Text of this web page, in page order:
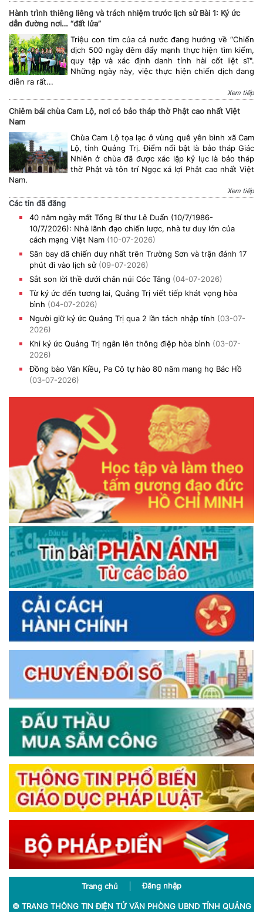
Hành trình thiêng liêng và trách nhiệm trước lịch sử Bài 1: Ký ức
dẫn đường nơi… “đất lửa”
Triệu con tim của cả nước đang hướng về “Chiến
dịch 500 ngày đêm đẩy mạnh thực hiện tìm kiếm,
quy tập và xác định danh tính hài cốt liệt sĩ".
Những ngày này, việc thực hiện chiến dịch đang
diễn ra rất...
Xem tiếp
Chiêm bái chùa Cam Lộ, nơi có bảo tháp thờ Phật cao nhất Việt
Nam
Chùa Cam Lộ tọa lạc ở vùng quê yên bình xã Cam
Lộ, tỉnh Quảng Trị. Điểm nổi bật là bảo tháp Giác
Nhiên ở chùa đã được xác lập kỷ lục là bảo tháp
thờ Phật và tôn trí Ngọc xá lợi Phật cao nhất Việt
Nam.
Xem tiếp
Các tin đã đăng
40 năm ngày mất Tổng Bí thư Lê Duẩn (10/7/1986-
10/7/2026): Nhà lãnh đạo chiến lược, nhà tư duy lớn của
cách mạng Việt Nam (10-07-2026)
Sân bay dã chiến duy nhất trên Trường Sơn và trận đánh 17
phút đi vào lịch sử (09-07-2026)
Sắt son lời thề dưới chân núi Cóc Tăng (04-07-2026)
Từ ký ức đến tương lai, Quảng Trị viết tiếp khát vọng hòa
bình (04-07-2026)
Người giữ ký ức Quảng Trị qua 2 lần tách nhập tỉnh (03-07-
2026)
Khi ký ức Quảng Trị ngân lên thông điệp hòa bình (03-07-
2026)
Đồng bào Vân Kiều, Pa Cô tự hào 80 năm mang họ Bác Hồ
(03-07-2026)
Trang chủ Đăng nhập
© TRANG THÔNG TIN ĐIỆN TỬ VĂN PHÒNG UBND TỈNH QUẢNG